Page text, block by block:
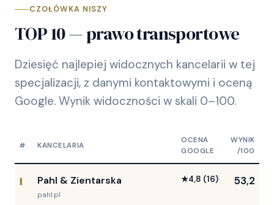
CZOŁÓWKA NISZY
TOP 10 — prawo transportowe
Dziesięć najlepiej widocznych kancelarii w tej
specjalizacji, z danymi kontaktowymi i oceną
Google. Wynik widoczności w skali 0–100.
# KANCELARIA
OCENA
GOOGLE
WYNIK
/100
1 Pahl & Zientarska
pahl.pl
★4,8 (16) 53,2